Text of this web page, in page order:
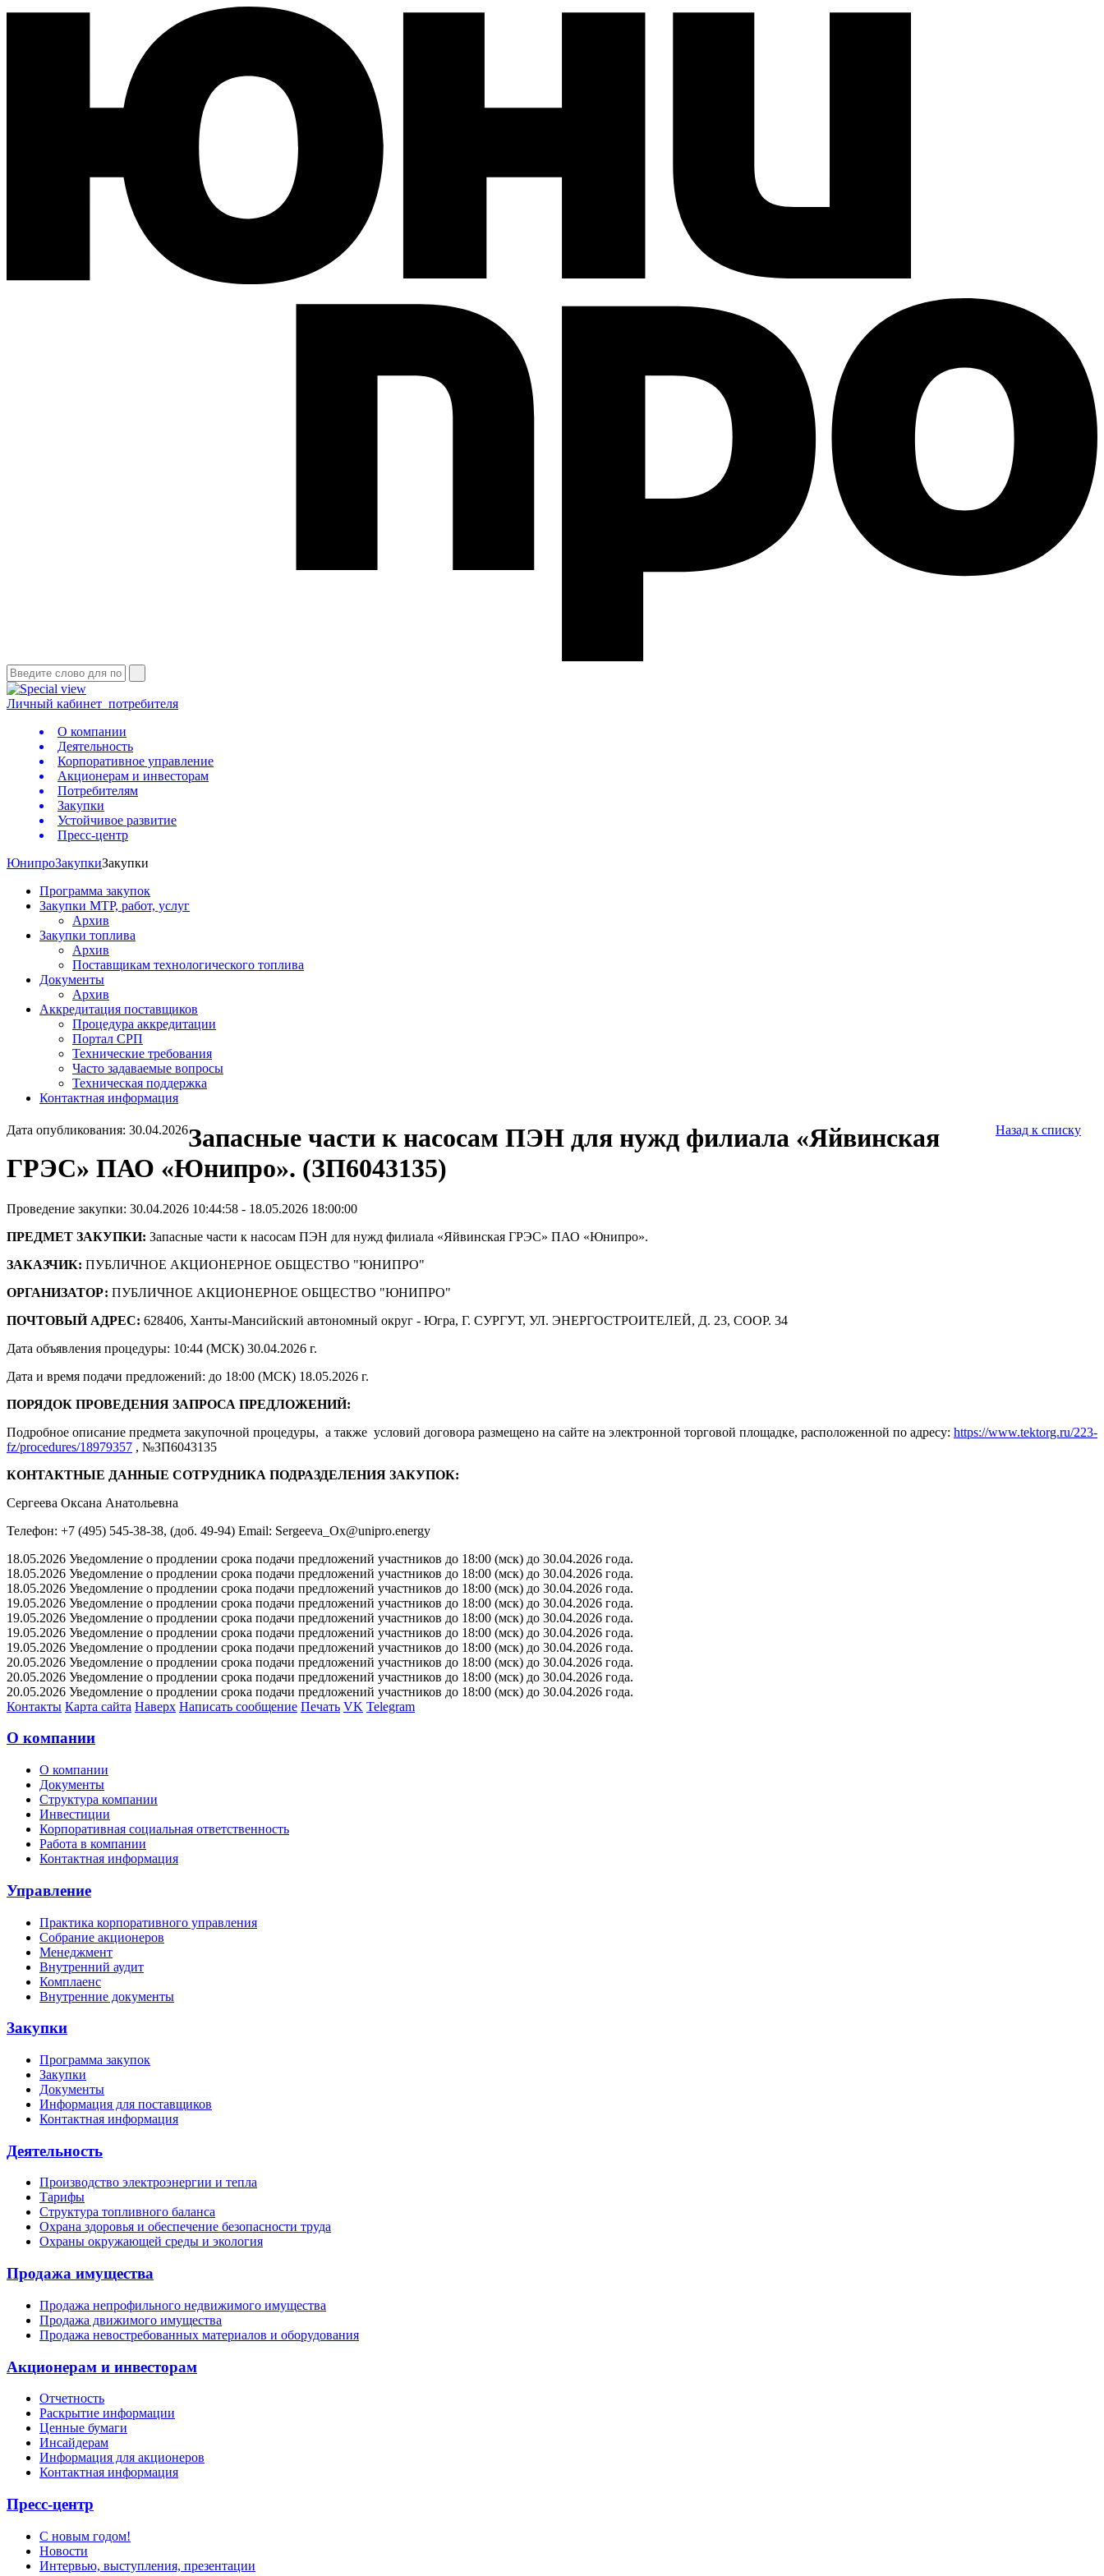
Личный кабинет потребителя
О компании
Деятельность
Корпоративное управление
Акционерам и инвесторам
Потребителям
Закупки
Устойчивое развитие
Пресс-центр
ЮнипроЗакупкиЗакупки
Программа закупок
Закупки МТР, работ, услуг
Архив
Закупки топлива
Архив
Поставщикам технологического топлива
Документы
Архив
Аккредитация поставщиков
Процедура аккредитации
Портал СРП
Технические требования
Часто задаваемые вопросы
Техническая поддержка
Контактная информация
Дата опубликования: 30.04.2026 Назад к списку
Запасные части к насосам ПЭН для нужд филиала «Яйвинская
ГРЭС» ПАО «Юнипро». (ЗП6043135)
Проведение закупки: 30.04.2026 10:44:58 - 18.05.2026 18:00:00
ПРЕДМЕТ ЗАКУПКИ: Запасные части к насосам ПЭН для нужд филиала «Яйвинская ГРЭС» ПАО «Юнипро».
ЗАКАЗЧИК: ПУБЛИЧНОЕ АКЦИОНЕРНОЕ ОБЩЕСТВО "ЮНИПРО"
ОРГАНИЗАТОР: ПУБЛИЧНОЕ АКЦИОНЕРНОЕ ОБЩЕСТВО "ЮНИПРО"
ПОЧТОВЫЙ АДРЕС: 628406, Ханты-Мансийский автономный округ - Югра, Г. СУРГУТ, УЛ. ЭНЕРГОСТРОИТЕЛЕЙ, Д. 23, СООР. 34
Дата объявления процедуры: 10:44 (МСК) 30.04.2026 г.
Дата и время подачи предложений: до 18:00 (МСК) 18.05.2026 г.
ПОРЯДОК ПРОВЕДЕНИЯ ЗАПРОСА ПРЕДЛОЖЕНИЙ:
Подробное описание предмета закупочной процедуры, а также условий договора размещено на сайте на электронной торговой площадке, расположенной по адресу: https://www.tektorg.ru/223-
fz/procedures/18979357 , №ЗП6043135
КОНТАКТНЫЕ ДАННЫЕ СОТРУДНИКА ПОДРАЗДЕЛЕНИЯ ЗАКУПОК:
Сергеева Оксана Анатольевна
Телефон: +7 (495) 545-38-38, (доб. 49-94) Email: Sergeeva_Ox@unipro.energy
18.05.2026 Уведомление о продлении срока подачи предложений участников до 18:00 (мск) до 30.04.2026 года.
18.05.2026 Уведомление о продлении срока подачи предложений участников до 18:00 (мск) до 30.04.2026 года.
18.05.2026 Уведомление о продлении срока подачи предложений участников до 18:00 (мск) до 30.04.2026 года.
19.05.2026 Уведомление о продлении срока подачи предложений участников до 18:00 (мск) до 30.04.2026 года.
19.05.2026 Уведомление о продлении срока подачи предложений участников до 18:00 (мск) до 30.04.2026 года.
19.05.2026 Уведомление о продлении срока подачи предложений участников до 18:00 (мск) до 30.04.2026 года.
19.05.2026 Уведомление о продлении срока подачи предложений участников до 18:00 (мск) до 30.04.2026 года.
20.05.2026 Уведомление о продлении срока подачи предложений участников до 18:00 (мск) до 30.04.2026 года.
20.05.2026 Уведомление о продлении срока подачи предложений участников до 18:00 (мск) до 30.04.2026 года.
20.05.2026 Уведомление о продлении срока подачи предложений участников до 18:00 (мск) до 30.04.2026 года.
Контакты Карта сайта Наверх Написать сообщение Печать VK Telegram
О компании
О компании
Документы
Структура компании
Инвестиции
Корпоративная социальная ответственность
Работа в компании
Контактная информация
Управление
Практика корпоративного управления
Собрание акционеров
Менеджмент
Внутренний аудит
Комплаенс
Внутренние документы
Закупки
Программа закупок
Закупки
Документы
Информация для поставщиков
Контактная информация
Деятельность
Производство электроэнергии и тепла
Тарифы
Структура топливного баланса
Охрана здоровья и обеспечение безопасности труда
Охраны окружающей среды и экология
Продажа имущества
Продажа непрофильного недвижимого имущества
Продажа движимого имущества
Продажа невостребованных материалов и оборудования
Акционерам и инвесторам
Отчетность
Раскрытие информации
Ценные бумаги
Инсайдерам
Информация для акционеров
Контактная информация
Пресс-центр
С новым годом!
Новости
Интервью, выступления, презентации